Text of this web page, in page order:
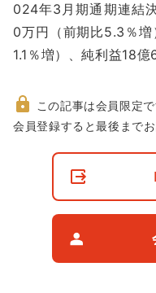
動024年3月期通期連結
0万円（前期比5.3％
1.1％増）、純利益18
非
この記事は会員限定で
会員登録すると最後まで